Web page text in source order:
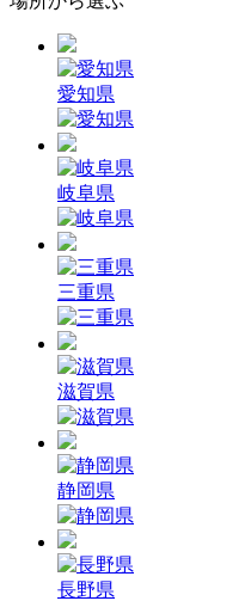
愛知県
岐阜県
三重県
滋賀県
静岡県
長野県